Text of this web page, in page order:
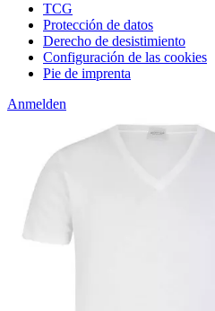
TCG
Protección de datos
Derecho de desistimiento
Configuración de las cookies
Pie de imprenta
Anmelden